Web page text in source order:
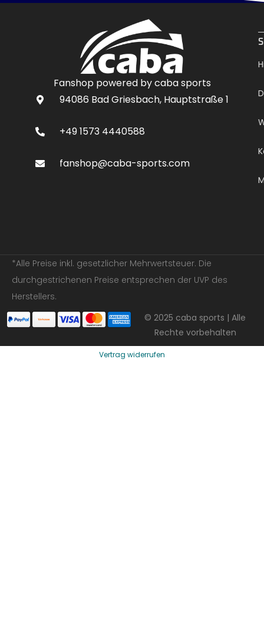
Fanshop powered by caba sports
94086 Bad Griesbach, Hauptstraße 1
+49 1573 4440588
fanshop@caba-sports.com
*Alle Preise inkl. gesetzlicher Mehrwertsteuer. Die
durchgestrichenen Preise entsprechen der UVP des
Herstellers.
© 2025 caba sports | Alle
Rechte vorbehalten
Vertrag widerrufen